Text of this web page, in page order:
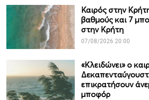
Καιρός στην
βαθμούς και 7
στην Κρήτη
07/08/2026 20:00
«Κλειδώνει» ο
επικρατήσουν
μποφόρ